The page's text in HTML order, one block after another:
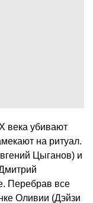
века убивают
на ритуал.
Цыганов) и
Перебрав все
Оливии (Дэйзи